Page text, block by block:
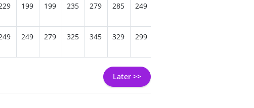
199 199 235 279 285 249
249 279 325 345 329 299
Later >>